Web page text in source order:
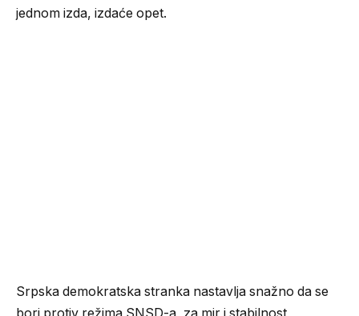
jednom izda, izdaće opet.
Srpska demokratska stranka nastavlja snažno da se